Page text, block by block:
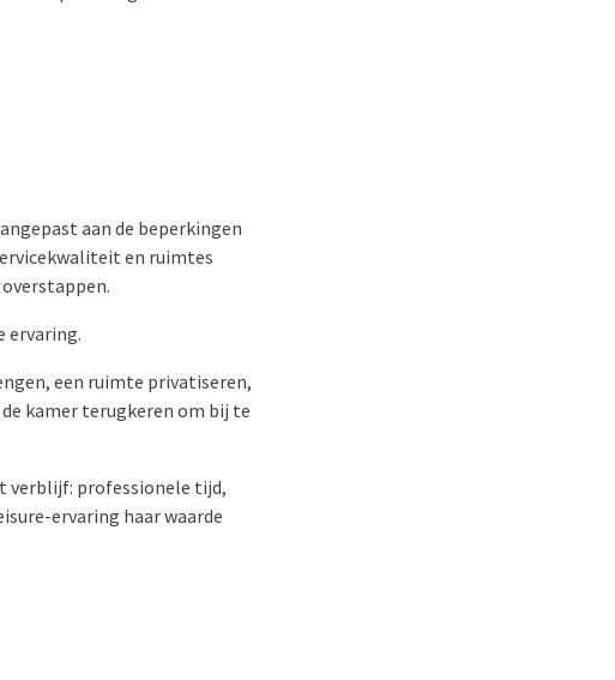
aan de beperkingen
en ruimtes
ervaring.
een ruimte privatiseren,
kamer terugkeren om bij te
verblijf: professionele tijd,
ervaring haar waarde